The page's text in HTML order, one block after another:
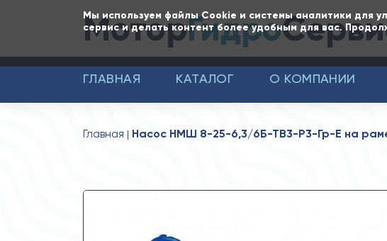
Мы используем файлы Cookie и системы аналитики для
сервис и делать контент более удобным для вас.
МоторГидро
ГЛАВНАЯ КАТАЛОГ О КОМПАНИИ
Главная Насос НМШ 8-25-6,3/6Б-ТВ3-Р3-Гр-Е на